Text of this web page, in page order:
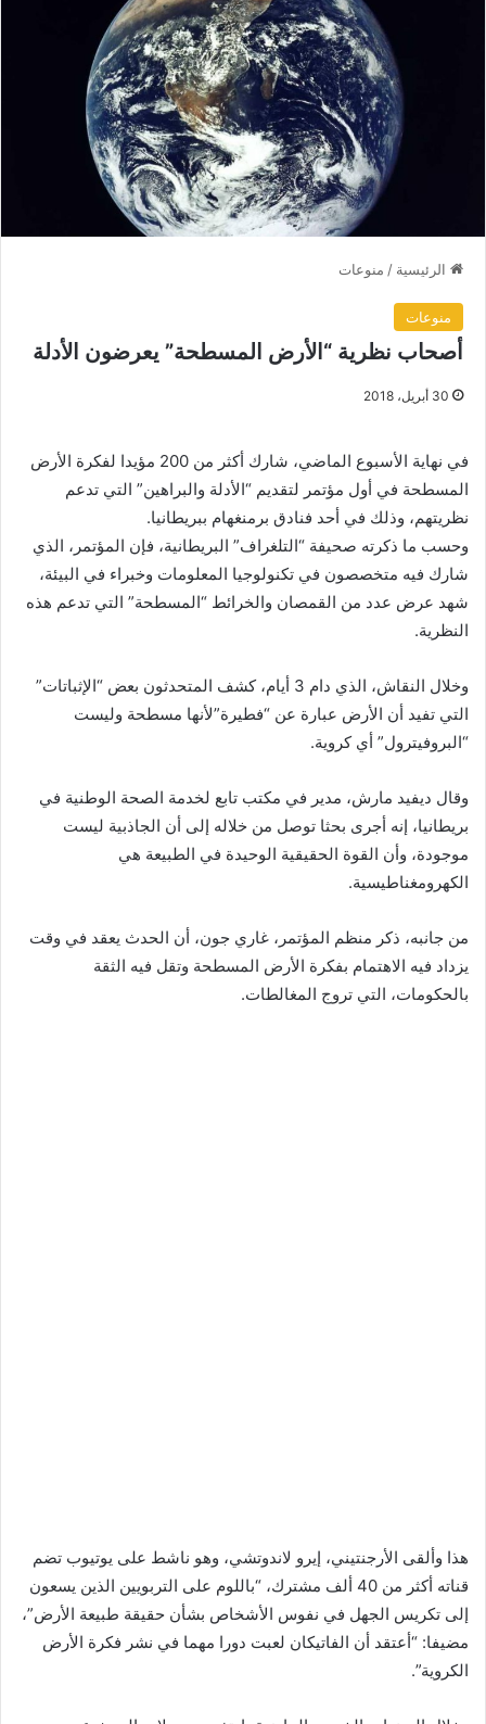
الرئيسية / منوعات
منوعات
أصحاب نظرية “الأرض المسطحة” يعرضون الأدلة
30 أبريل، 2018
في نهاية الأسبوع الماضي، شارك أكثر من 200 مؤيدا لفكرة الأرض
المسطحة في أول مؤتمر لتقديم “الأدلة والبراهين” التي تدعم
نظريتهم، وذلك في أحد فنادق برمنغهام ببريطانيا.
وحسب ما ذكرته صحيفة “التلغراف” البريطانية، فإن المؤتمر، الذي
شارك فيه متخصصون في تكنولوجيا المعلومات وخبراء في البيئة،
شهد عرض عدد من القمصان والخرائط “المسطحة” التي تدعم هذه
النظرية.
وخلال النقاش، الذي دام 3 أيام، كشف المتحدثون بعض “الإثباتات”
التي تفيد أن الأرض عبارة عن “فطيرة”لأنها مسطحة وليست
“البروفيترول” أي كروية.
وقال ديفيد مارش، مدير في مكتب تابع لخدمة الصحة الوطنية في
بريطانيا، إنه أجرى بحثا توصل من خلاله إلى أن الجاذبية ليست
موجودة، وأن القوة الحقيقية الوحيدة في الطبيعة هي
الكهرومغناطيسية.
من جانبه، ذكر منظم المؤتمر، غاري جون، أن الحدث يعقد في وقت
يزداد فيه الاهتمام بفكرة الأرض المسطحة وتقل فيه الثقة
بالحكومات، التي تروج المغالطات.
هذا وألقى الأرجنتيني، إيرو لاندوتشي، وهو ناشط على يوتيوب تضم
قناته أكثر من 40 ألف مشترك، “باللوم على التربويين الذين يسعون
إلى تكريس الجهل في نفوس الأشخاص بشأن حقيقة طبيعة الأرض”،
مضيفا: “أعتقد أن الفاتيكان لعبت دورا مهما في نشر فكرة الأرض
الكروية”.